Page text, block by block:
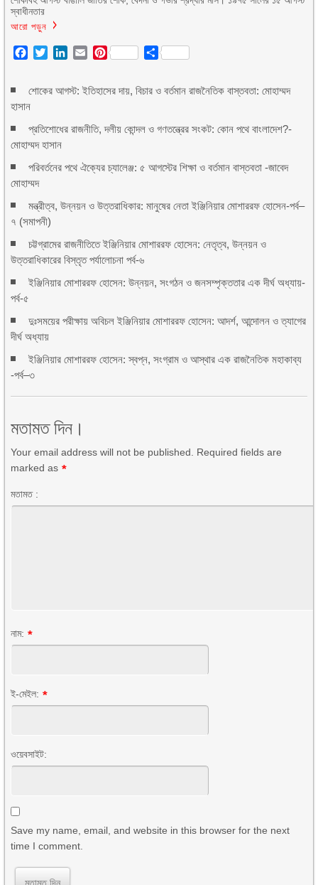
স্বাধীনতার
আরো পড়ুন
Facebook
TwitterLinkedIn
EmailPinterest Share
শোকের আগস্ট: ইতিহাসের দায়, বিচার ও বর্তমান রাজনৈতিক বাস্তবতা: মোহাম্মদ
হাসান
প্রতিশোধের রাজনীতি, দলীয় কোন্দল ও গণতন্ত্রের সংকট: কোন পথে বাংলাদেশ?-
মোহাম্মদ হাসান
পরিবর্তনের পথে ঐক্যের চ্যালেঞ্জ: ৫ আগস্টের শিক্ষা ও বর্তমান বাস্তবতা -জাবেদ
মোহাম্মদ
মন্ত্রীত্ব, উন্নয়ন ও উত্তরাধিকার: মানুষের নেতা ইঞ্জিনিয়ার মোশাররফ হোসেন-পর্ব–
৭ (সমাপনী)
চট্টগ্রামের রাজনীতিতে ইঞ্জিনিয়ার মোশাররফ হোসেন: নেতৃত্ব, উন্নয়ন ও
উত্তরাধিকারের বিস্তৃত পর্যালোচনা পর্ব-৬
ইঞ্জিনিয়ার মোশাররফ হোসেন: উন্নয়ন, সংগঠন ও জনসম্পৃক্ততার এক দীর্ঘ অধ্যায়-
পর্ব-৫
দুঃসময়ের পরীক্ষায় অবিচল ইঞ্জিনিয়ার মোশাররফ হোসেন: আদর্শ, আন্দোলন ও ত্যাগের
দীর্ঘ অধ্যায়
ইঞ্জিনিয়ার মোশাররফ হোসেন: স্বপ্ন, সংগ্রাম ও আস্থার এক রাজনৈতিক মহাকাব্য
-পর্ব–৩
মতামত দিন।
Your email address will not be published. Required fields are
marked as *
মতামত :
নাম: *
ই-মেইল: *
ওয়েবসাইট:
Save my name, email, and website in this browser for the next
time I comment.